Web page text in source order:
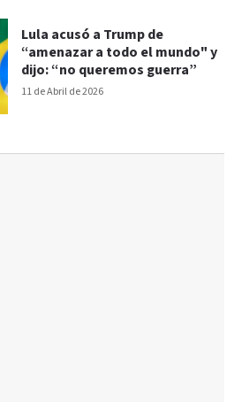
11 de Abril de 2026
Lula acusó a Trump de
“amenazar a todo el mundo" y
dijo: “no queremos guerra”